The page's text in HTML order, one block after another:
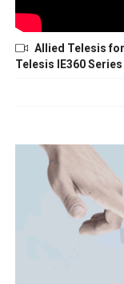
Allied Telesis
Telesis IE360